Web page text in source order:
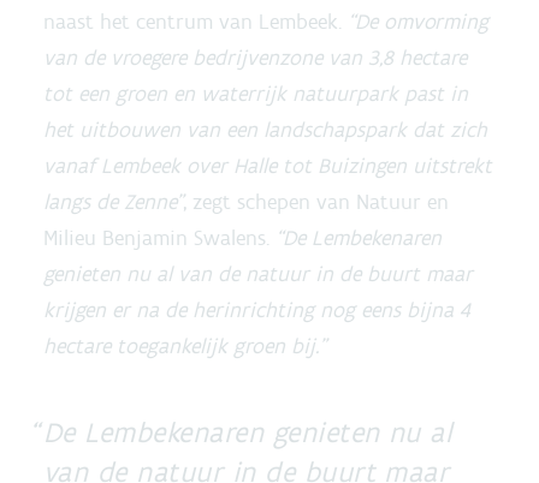
naast het centrum van Lembeek. “De omvorming
van de vroegere bedrijvenzone van 3,8 hectare
tot een groen en waterrijk natuurpark past in
het uitbouwen van een landschapspark dat zich
vanaf Lembeek over Halle tot Buizingen uitstrekt
langs de Zenne”, zegt schepen van Natuur en
Milieu Benjamin Swalens. “De Lembekenaren
genieten nu al van de natuur in de buurt maar
krijgen er na de herinrichting nog eens bijna 4
hectare toegankelijk groen bij.”
De Lembekenaren genieten nu al
van de natuur in de buurt maar